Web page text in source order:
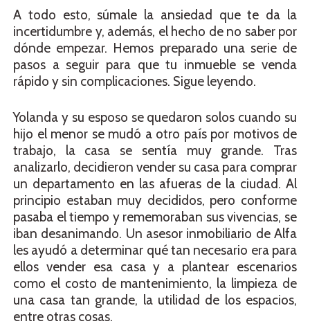
A todo esto, súmale la ansiedad que te da la
incertidumbre y, además, el hecho de no saber por
dónde empezar. Hemos preparado una serie de
pasos a seguir para que tu inmueble se venda
rápido y sin complicaciones. Sigue leyendo.
Yolanda y su esposo se quedaron solos cuando su
hijo el menor se mudó a otro país por motivos de
trabajo, la casa se sentía muy grande. Tras
analizarlo, decidieron vender su casa para comprar
un departamento en las afueras de la ciudad. Al
principio estaban muy decididos, pero conforme
pasaba el tiempo y rememoraban sus vivencias, se
iban desanimando. Un asesor inmobiliario de Alfa
les ayudó a determinar qué tan necesario era para
ellos vender esa casa y a plantear escenarios
como el costo de mantenimiento, la limpieza de
una casa tan grande, la utilidad de los espacios,
entre otras cosas.